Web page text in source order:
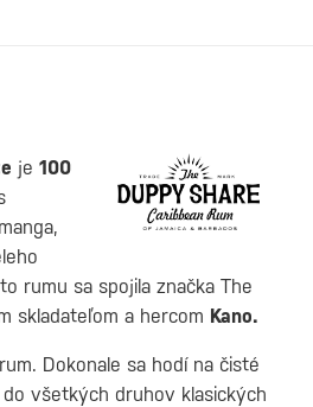
je 100
rumu sa spojila značka The
skladateľom a hercom Kano.
Dokonale sa hodí na čisté
všetkých druhov klasických